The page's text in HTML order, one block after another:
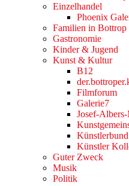
Einzelhandel
Phoenix
Familien in Bottrop
Gastronomie
Kinder & Jugend
Kunst & Kultur
B12
Filmforum
Galerie7
Josef-
Künstler
Guter Zweck
Musik
Politik